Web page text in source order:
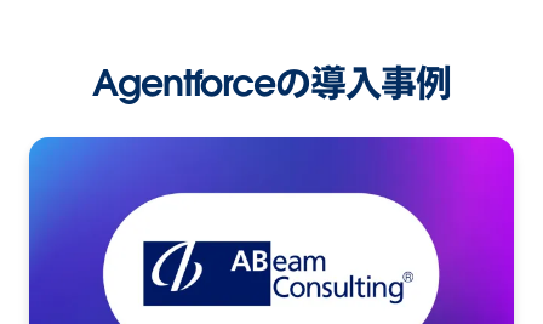
Agentforceの導入事例